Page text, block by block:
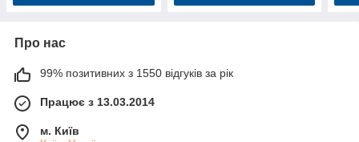
Про нас
99% позитивних з 1550 відгуків за рік
Працює з 13.03.2014
м. Київ